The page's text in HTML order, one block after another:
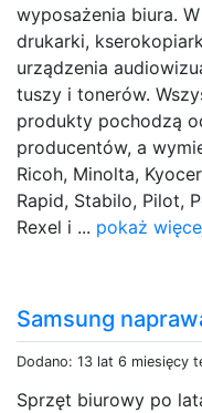
wyposażenia biura.
drukarki,
urządzenia
tuszy i tonerów.
produkty pochodzą
producentów, a
Ricoh, Minolta,
Rapid, Stabilo, Pilot,
Rexel i ... pokaż
Samsung
Dodano: 13 lat 6 miesięcy
Sprzęt biurowy po